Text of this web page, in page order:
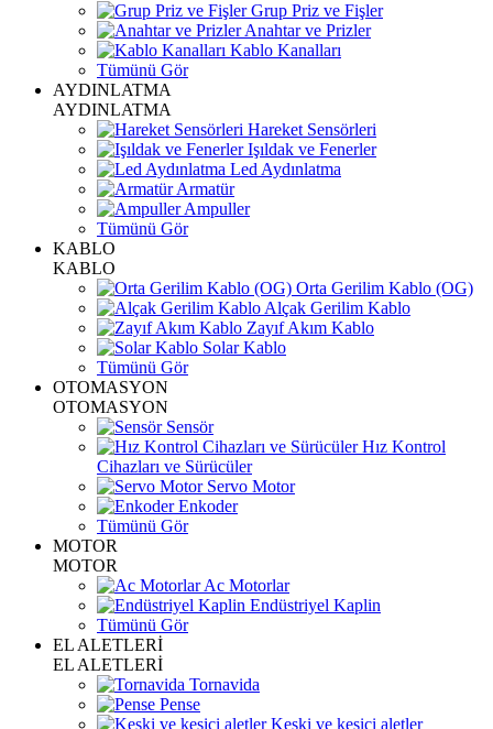
Grup Priz ve Fişler
Anahtar ve Prizler
Kablo Kanalları
Tümünü Gör
AYDINLATMA
AYDINLATMA
Hareket Sensörleri
Işıldak ve Fenerler
Led Aydınlatma
Armatür
Ampuller
Tümünü Gör
KABLO
KABLO
Orta Gerilim Kablo (OG)
Alçak Gerilim Kablo
Zayıf Akım Kablo
Solar Kablo
Tümünü Gör
OTOMASYON
OTOMASYON
Sensör
Hız Kontrol
Cihazları ve Sürücüler
Servo Motor
Enkoder
Tümünü Gör
MOTOR
MOTOR
Ac Motorlar
Endüstriyel Kaplin
Tümünü Gör
EL ALETLERİ
EL ALETLERİ
Tornavida
Pense
Keski ve kesici aletler